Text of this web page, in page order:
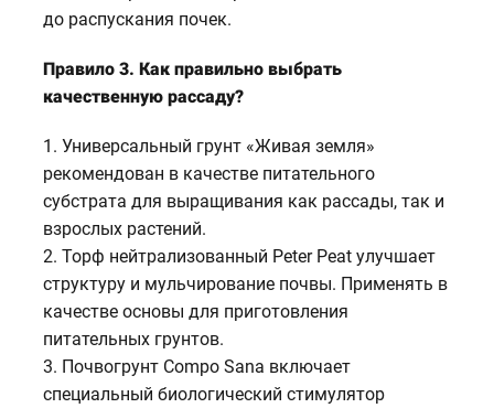
до распускания почек.
Правило 3. Как правильно выбрать
качественную рассаду?
1. Универсальный грунт «Живая земля»
рекомендован в качестве питательного
субстрата для выращивания как рассады, так и
взрослых растений.
2. Торф нейтрализованный Peter Peat улучшает
структуру и мульчирование почвы. Применять в
качестве основы для приготовления
питательных грунтов.
3. Почвогрунт Compo Sana включает
специальный биологический стимулятор